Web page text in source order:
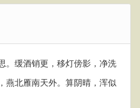
。缓酒销更，移灯傍影，净洗
燕北雁南天外。算阴晴，浑似